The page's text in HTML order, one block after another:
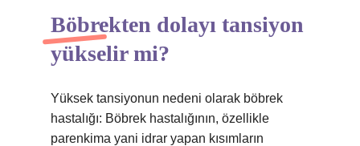
Böbrekten dolayı tansiyon
yükselir mi?
Yüksek tansiyonun nedeni olarak böbrek
hastalığı: Böbrek hastalığının, özellikle
parenkima yani idrar yapan kısımların